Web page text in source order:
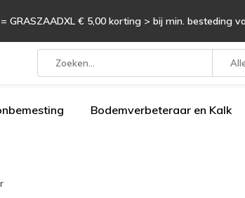
= GRASZAADXL € 5,00 korting > bij min. besteding
Bodemverbeteraar en Kalk